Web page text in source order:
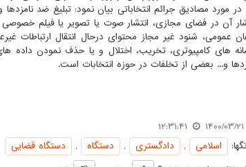
مورد مصادیق جرائم انتخاباتی بیان نمود: تبلیغ ضد
آن در فضای مجازی، انتشار صوت یا تصویر یا فیلم خصوصی
عمومی، شنود غیر مجاز محتوای درحال انتقال ارتباطات
های کامپیوتری، تخریب، اختلال و یا حذف نمودن
و... بعضی از تخلفات در حوزه انتخابات است.
1400/03/21
12:31:41
اسلامی , دادگستری , دستگاه ,
دستگاه قضایی